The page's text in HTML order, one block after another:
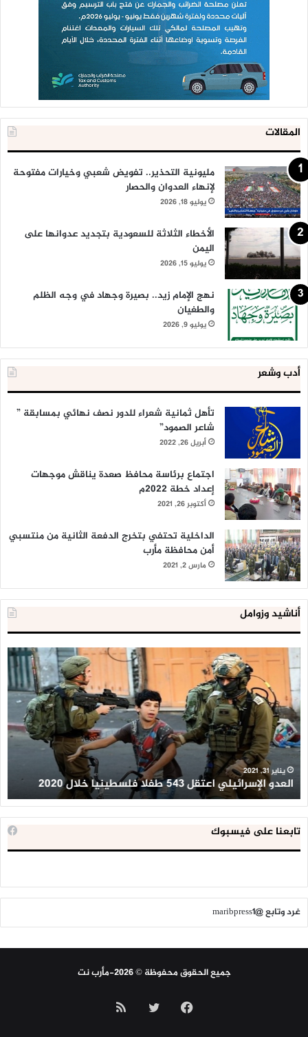
المقالات
مليونية التحذير.. تفويض شعبي وخيارات مفتوحة
لإنهاء العدوان والحصار
يوليو 18, 2026
الأخطاء الثلاثة للسعودية بتجديد عدوانها على
اليمن
يوليو 15, 2026
نهج الإمام زيد.. بصيرة وجهاد في وجه الظلم
والطغيان
يوليو 9, 2026
أدب وشعر
تأهل ثمانية شعراء للدور نصف نهائي بمسابقة ”
شاعر الصمود”
أبريل 26, 2022
اجتماع برئاسة محافظ صعدة يناقش موجهات
إعداد خطة 2022م
أكتوبر 26, 2021
الداخلية تحتفي بتخرج الدفعة الثانية من منتسبي
أمن محافظة مأرب
مارس 2, 2021
أناشيد وزوامل
العدو
الإسرائيلي
اعتقل
543
طفلا
فلسطينيا
خلال
2020
يناير 31, 2021
العدو الإسرائيلي اعتقل 543 طفلا فلسطينيا خلال 2020
تابعنا على فيسبوك
غرد وتابع @maribpress1
جميع الحقوق محفوظة © 2026-مأرب نت
فيسبوك تويتر ملخص